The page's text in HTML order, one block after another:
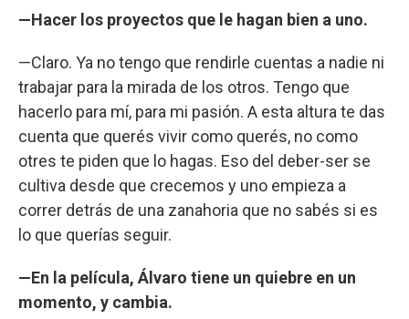
—Hacer los proyectos que le hagan bien a uno.
—Claro. Ya no tengo que rendirle cuentas a nadie ni
trabajar para la mirada de los otros. Tengo que
hacerlo para mí, para mi pasión. A esta altura te das
cuenta que querés vivir como querés, no como
otres te piden que lo hagas. Eso del deber-ser se
cultiva desde que crecemos y uno empieza a
correr detrás de una zanahoria que no sabés si es
lo que querías seguir.
—En la película, Álvaro tiene un quiebre en un
momento, y cambia.